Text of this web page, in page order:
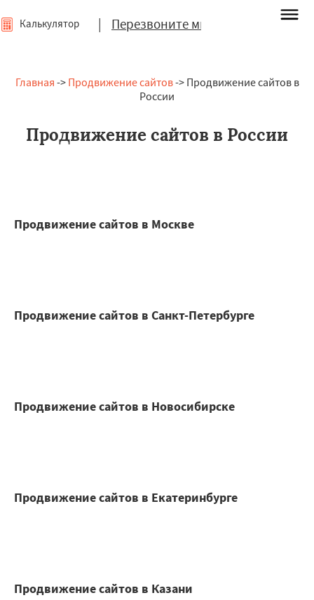
| Перезвоните мне
Калькулятор
Главная -> Продвижение сайтов-> Продвижение сайтов в
России
Продвижение сайтов в России
Продвижение сайтов в Москве
Продвижение сайтов в Санкт-Петербурге
Продвижение сайтов в Новосибирске
Продвижение сайтов в Екатеринбурге
Продвижение сайтов в Казани